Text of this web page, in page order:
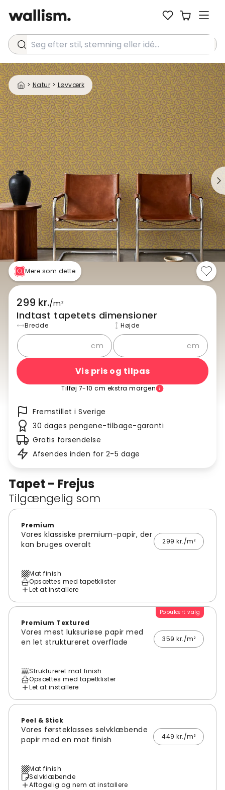
Søg efter stil, stemning eller idé...
> Natur > Løvværk
Tapet - Frejus
Tilgængelig som
Premium
Vores klassiske premium-papir, der
kan bruges overalt
299 kr./m²
Mat finish
Opsættes med tapetklister
Let at installere
Populært valg
Premium Textured
Vores mest luksuriøse papir med
en let struktureret overflade
359 kr./m²
Struktureret mat finish
Opsættes med tapetklister
Let at installere
Peel & Stick
Vores førsteklasses selvklæbende
papir med en mat finish
449 kr./m²
Mat finish
Selvklæbende
Aftagelig og nem at installere
Mere som dette
299 kr./m²
Indtast tapetets dimensioner
Bredde
cm
Højde
cm
Vis pris og tilpas
Tilføj 7-10 cm ekstra margen
Fremstillet i Sverige
30 dages pengene-tilbage-garanti
Gratis forsendelse
Afsendes inden for 2-5 dage